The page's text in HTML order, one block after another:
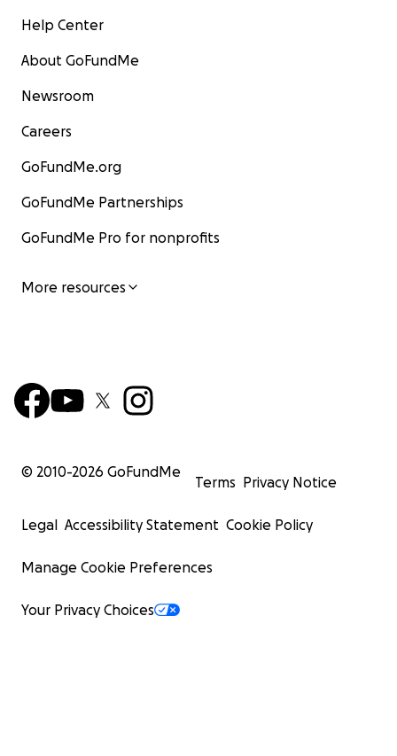
Help Center
About GoFundMe
Newsroom
Careers
GoFundMe.org
GoFundMe Partnerships
GoFundMe Pro for nonprofits
More resources
© 2010-2026 GoFundMe
Terms Privacy Notice
Legal Accessibility Statement Cookie Policy
Manage Cookie Preferences
Your Privacy Choices